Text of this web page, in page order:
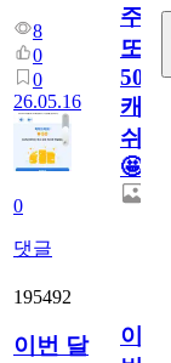
8
0
0
26.05.16
0
댓글
주
또
50
캐
쉬
🤩
195492
이번 달
이